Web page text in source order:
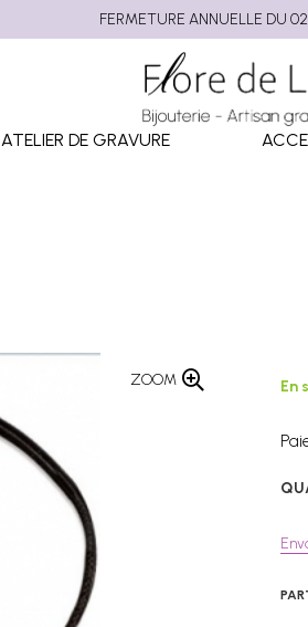
ATELIER DE GRAVURE
ZOOM En
FERMETURE ANNUELLE DU